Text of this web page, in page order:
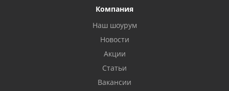
Компания
Наш шоурум
Новости
Акции
Статьи
Вакансии